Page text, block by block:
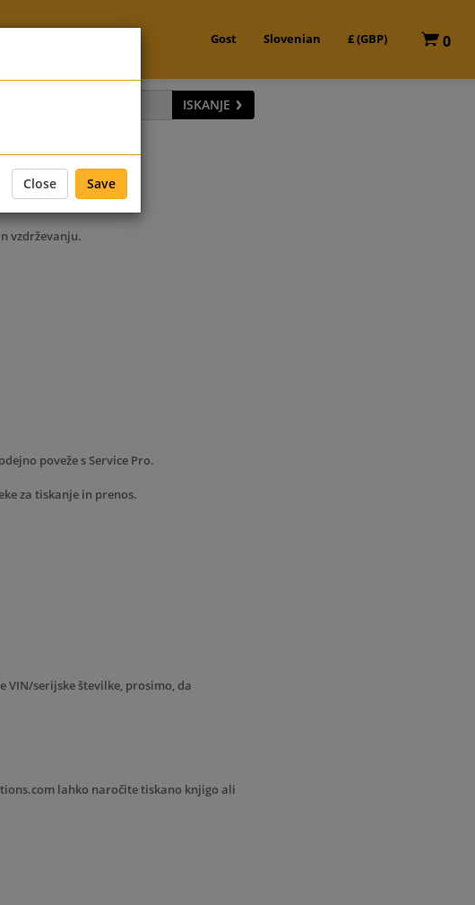
0
Slovenian £ (GBP)
Gost
ISKANJE
vzdrževanju.
poveže s Service Pro.
za tiskanje in prenos.
VIN/serijske številke, prosimo, da
lahko naročite tiskano knjigo ali
Close Save